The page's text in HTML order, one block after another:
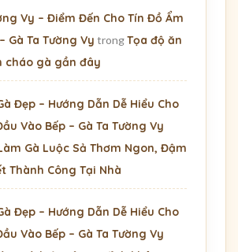
Vy – Điểm Đến Cho Tín Đồ Ẩm
Gà Ta Tường Vy trongTọa độ ăn
cháo gà gần đây
Đẹp – Hướng Dẫn Dễ Hiểu Cho
Vào Bếp – Gà Ta Tường Vy
Gà Luộc Sả Thơm Ngon, Đậm
Thành Công Tại Nhà
Đẹp – Hướng Dẫn Dễ Hiểu Cho
Vào Bếp – Gà Ta Tường Vy